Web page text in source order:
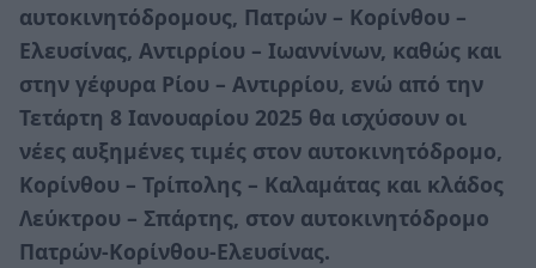
αυτοκινητόδρομους, Πατρών – Κορίνθου –
Ελευσίνας, Αντιρρίου – Ιωαννίνων, καθώς και
στην γέφυρα Ρίου – Αντιρρίου, ενώ από την
Τετάρτη 8 Ιανουαρίου 2025 θα ισχύσουν οι
νέες αυξημένες τιμές στον αυτοκινητόδρομο,
Κορίνθου – Τρίπολης – Καλαμάτας και κλάδος
Λεύκτρου – Σπάρτης, στον αυτοκινητόδρομο
Πατρών-Κορίνθου-Ελευσίνας.